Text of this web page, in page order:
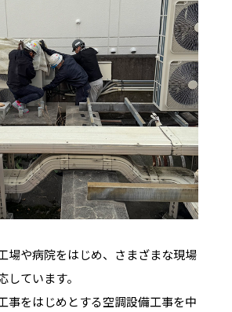
場や病院をはじめ、さまざまな現場
しています。
事をはじめとする空調設備工事を中